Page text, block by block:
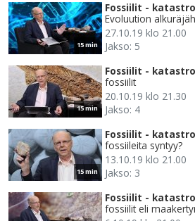
15 min
Fossiilit -
Evoluution
27.10.19 klo 21.00
Jakso: 5
15 min
Fossiilit -
fossiilit
20.10.19 klo 21.30
Jakso: 4
15 min
Fossiilit -
fossiileita syntyy?
13.10.19 klo 21.00
Jakso: 3
Fossiilit -
fossiilit eli